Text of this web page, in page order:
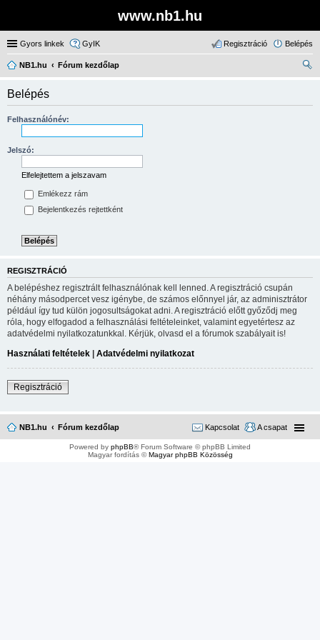
www.nb1.hu
Gyors linkek GyIK Belépés
Regisztráció
NB1.hu
Fórum kezdőlap
Belépés
Felhasználónév:
Jelszó:
Elfelejtettem a jelszavam
Emlékezz rám
Bejelentkezés rejtettként
REGISZTRÁCIÓ
A belépéshez regisztrált felhasználónak kell lenned. A regisztráció csupán
néhány másodpercet vesz igénybe, de számos előnnyel jár, az adminisztrátor
például így tud külön jogosultságokat adni. A regisztráció előtt győződj meg
róla, hogy elfogadod a felhasználási feltételeinket, valamint egyetértesz az
adatvédelmi nyilatkozatunkkal. Kérjük, olvasd el a fórumok szabályait is!
Használati feltételek | Adatvédelmi nyilatkozat
Regisztráció
NB1.hu Fórum kezdőlap A csapat
Kapcsolat
Powered by phpBB® Forum Software © phpBB Limited
Magyar fordítás ©Magyar phpBB Közösség